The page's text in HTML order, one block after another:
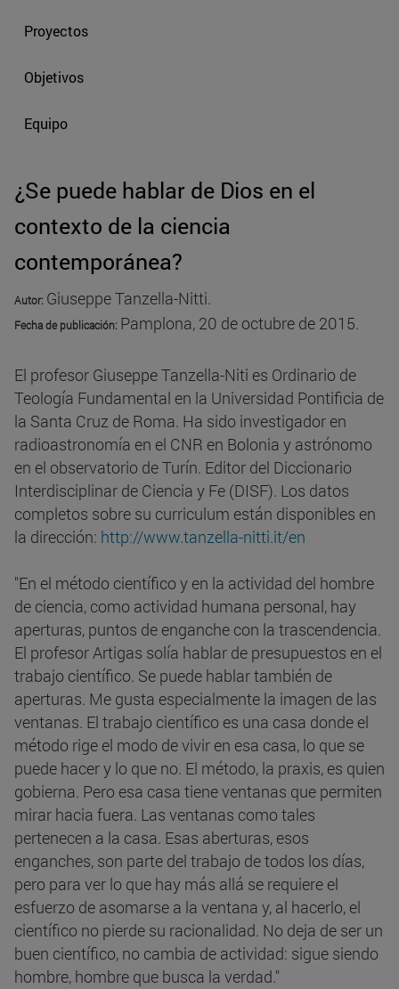
Proyectos
Objetivos
Equipo
¿Se puede hablar de Dios en el
contexto de la ciencia
contemporánea?
Autor: Giuseppe Tanzella-Nitti.
Fecha de publicación: Pamplona, 20 de octubre de 2015.
El profesor Giuseppe Tanzella-Niti es Ordinario de
Teología Fundamental en la Universidad Pontificia de
la Santa Cruz de Roma. Ha sido investigador en
radioastronomía en el CNR en Bolonia y astrónomo
en el observatorio de Turín. Editor del Diccionario
Interdisciplinar de Ciencia y Fe (DISF). Los datos
completos sobre su curriculum están disponibles en
la dirección: http://www.tanzella-nitti.it/en
"En el método científico y en la actividad del hombre
de ciencia, como actividad humana personal, hay
aperturas, puntos de enganche con la trascendencia.
El profesor Artigas solía hablar de presupuestos en el
trabajo científico. Se puede hablar también de
aperturas. Me gusta especialmente la imagen de las
ventanas. El trabajo científico es una casa donde el
método rige el modo de vivir en esa casa, lo que se
puede hacer y lo que no. El método, la praxis, es quien
gobierna. Pero esa casa tiene ventanas que permiten
mirar hacia fuera. Las ventanas como tales
pertenecen a la casa. Esas aberturas, esos
enganches, son parte del trabajo de todos los días,
pero para ver lo que hay más allá se requiere el
esfuerzo de asomarse a la ventana y, al hacerlo, el
científico no pierde su racionalidad. No deja de ser un
buen científico, no cambia de actividad: sigue siendo
hombre, hombre que busca la verdad."